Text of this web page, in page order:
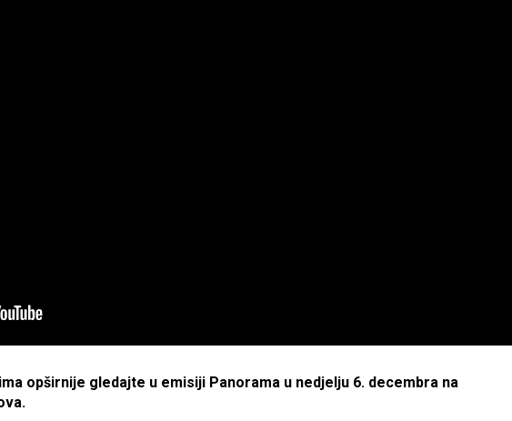
opširnije gledajte u emisiji Panorama u nedjelju 6. decembra na